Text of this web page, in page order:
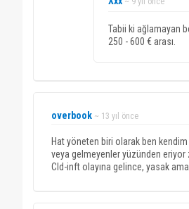
Tabii ki ağlamayan
250 - 600 € arası.
overbook ~ 13 yıl önce
Hat yöneten biri olarak ben
veya gelmeyenler yüzünden eriyor
Cld-inft olayına gelince, yasak